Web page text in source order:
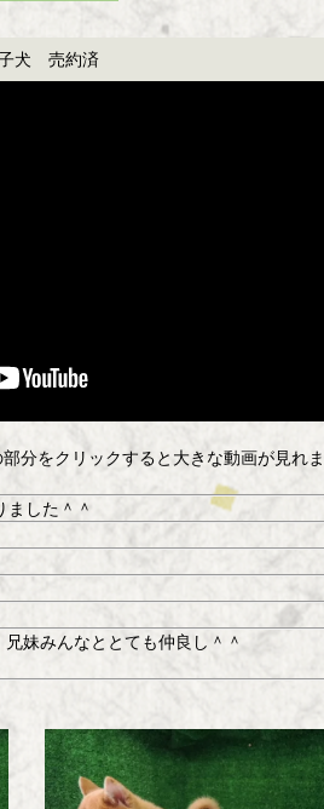
犬 売約済
分をクリックすると大きな動画が見れ
た＾＾
妹みんなととても仲良し＾＾